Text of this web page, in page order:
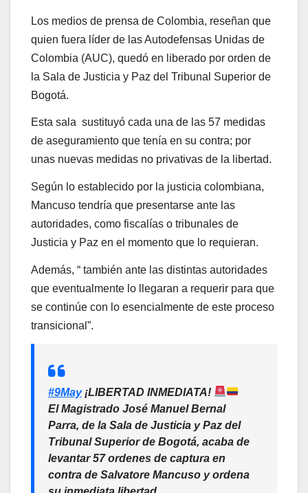
Los medios de prensa de Colombia, reseñan que
quien fuera líder de las Autodefensas Unidas de
Colombia (AUC), quedó en liberado por orden de
la Sala de Justicia y Paz del Tribunal Superior de
Bogotá.
Esta sala sustituyó cada una de las 57 medidas
de aseguramiento que tenía en su contra; por
unas nuevas medidas no privativas de la libertad.
Según lo establecido por la justicia colombiana,
Mancuso tendría que presentarse ante las
autoridades, como fiscalías o tribunales de
Justicia y Paz en el momento que lo requieran.
Además, “ también ante las distintas autoridades
que eventualmente lo llegaran a requerir para que
se continúe con lo esencialmente de este proceso
transicional”.
#9May¡LIBERTAD INMEDIATA!
El Magistrado José Manuel Bernal
Parra, de la Sala de Justicia y Paz del
Tribunal Superior de Bogotá, acaba de
levantar 57 ordenes de captura en
contra de Salvatore Mancuso y ordena